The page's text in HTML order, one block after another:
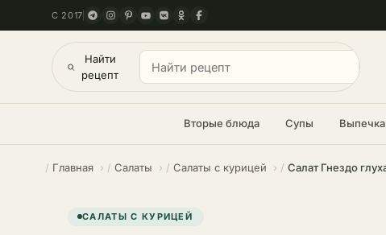
С 2017
Найти
рецепт
Вторые блюда Супы Выпечка
Главная Салаты Салаты с курицей
САЛАТЫ С КУРИЦЕЙ